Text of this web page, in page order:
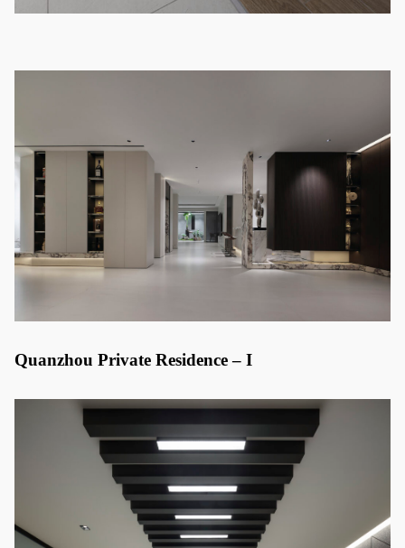
Quanzhou Private Residence – I